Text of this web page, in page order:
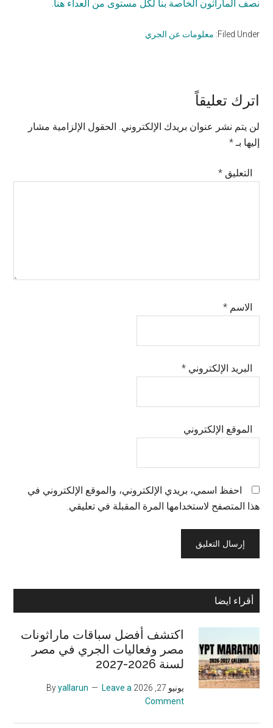
نصف الماراثون الخاصة بنا لكل مستوى من العداء هنا.
Filed Under: معلومات عن الجري
Reader
Interactions
اترك تعليقاً
لن يتم نشر عنوان بريدك الإلكتروني. الحقول الإلزامية مشار
إليها بـ*
التعليق*
الاسم*
البريد الإلكتروني*
الموقع الإلكتروني
احفظ اسمي، بريدي الإلكتروني، والموقع الإلكتروني في
هذا المتصفح لاستخدامها المرة المقبلة في تعليقي.
Primary
أقراء ايضا
اكتشف أفضل سباقات ماراثونات
مصر وفعاليات الجري في مصر
لسنة 2026-2027
يونيو 27, 2026 yallarun
Leave a
Comment